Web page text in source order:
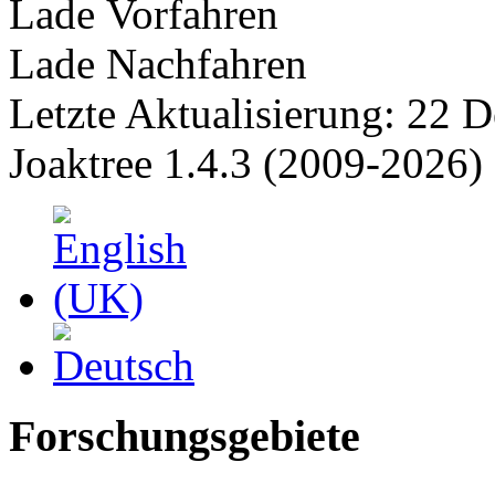
Lade Vorfahren
Lade Nachfahren
Letzte Aktualisierung: 22
Joaktree 1.4.3 (2009-2026)
Forschungsgebiete